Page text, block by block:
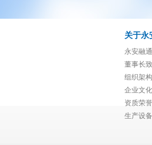
关于永
永安融
董事长
组织架构
企业文化
资质荣誉
生产设备